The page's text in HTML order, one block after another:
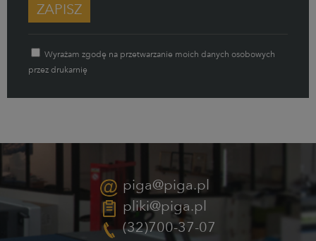
ZAPISZ
Wyrażam zgodę na przetwarzanie moich danych osobowych
przez drukarnię
piga@piga.pl
pliki@piga.pl
(32)700-37-07